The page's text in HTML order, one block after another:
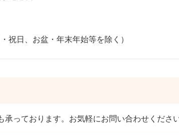
祝日、お盆・年末年始等を除く）
っております。お気軽にお問い合わせください